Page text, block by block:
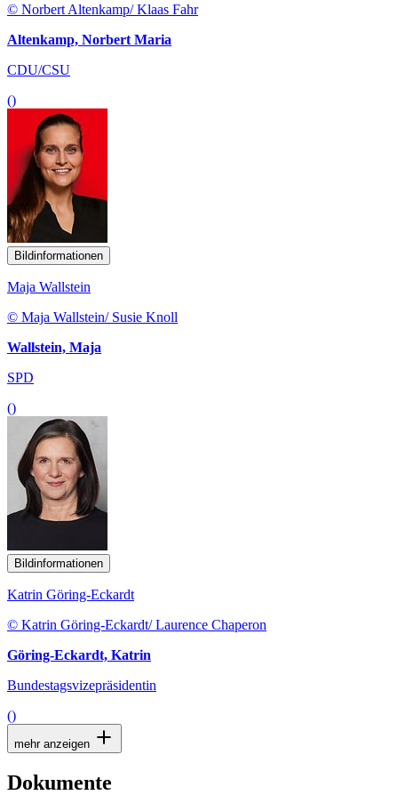
© Norbert Altenkamp/ Klaas Fahr
Altenkamp, Norbert Maria
CDU/CSU
()
Bildinformationen
Maja Wallstein
© Maja Wallstein/ Susie Knoll
Wallstein, Maja
SPD
()
Bildinformationen
Katrin Göring-Eckardt
© Katrin Göring-Eckardt/ Laurence Chaperon
Göring-Eckardt, Katrin
Bundestagsvizepräsidentin
()
mehr anzeigen
Dokumente